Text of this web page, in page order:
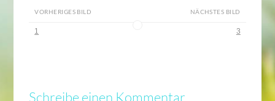
VORHERIGES BILD
1
NÄCHSTES BILD
3
Schreibe einen Kommentar